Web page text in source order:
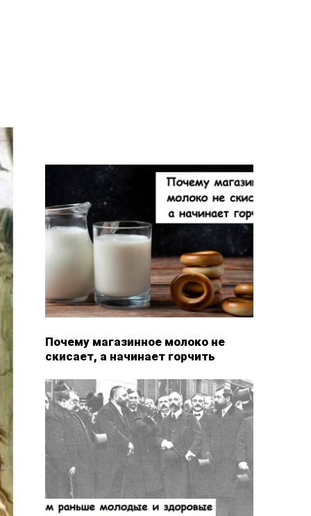
Почему магазинное молоко не
скисает, а начинает горчить